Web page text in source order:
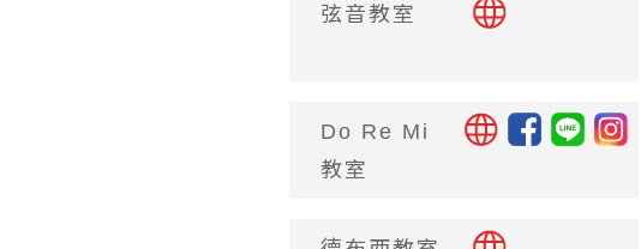
弦音教室
Do Re Mi
教室